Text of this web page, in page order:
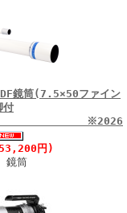
鏡筒(7.5×50ファイン
付
円)
鏡筒